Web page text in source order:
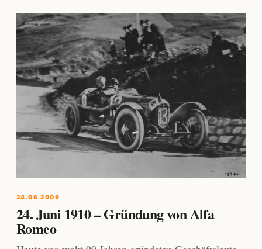
24.06.2009
24. Juni 1910 – Gründung von Alfa
Romeo